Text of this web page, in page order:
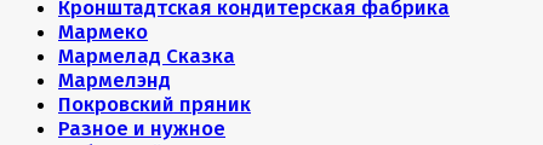
Кронштадтская кондитерская фабрика
Мармеко
Мармелад Сказка
Мармелэнд
Покровский пряник
Разное и нужное